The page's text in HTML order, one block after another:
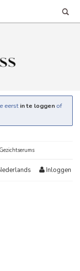
eerst in te loggen of
Gezichtserums
Inloggen